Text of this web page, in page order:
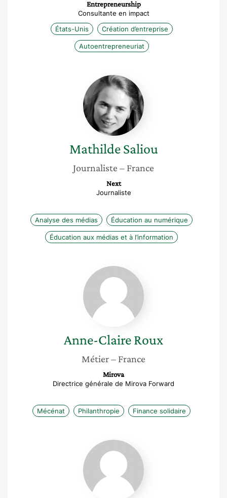
Entrepreneurship
Consultante en impact
États-Unis
Création d’entreprise
Autoentrepreneuriat
Mathilde
Saliou
Mathilde Saliou
Journaliste – France
Next
Journaliste
Analyse des médias Éducation au numérique
Éducation aux médias et à l’information
Anne-
Claire
Roux
Anne-ClaireRoux
Métier– France
Mirova
Directrice générale de Mirova Forward
Mécénat Philanthropie Finance solidaire
Julia
Miallet